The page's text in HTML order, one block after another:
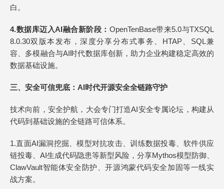
白。
4.数据库迈入AI融合新阶段 ： OpenTenBase带来5.0与TXSQL
8.0.30双版本发布，深度分享分布式事务、HTAP、SQL兼
容、多模融合与AI时代数据库创新，助力企业构建稳定高效的
数据基础设施。
三、 安全可信兜底：AI时代开源安全全链路守护
技术向前，安全护航，大会专门打造AI安全专属论坛，构建从
代码到基础设施的全链路可信体系。
1.直面AI漏洞挖掘、模型对抗攻击、训练数据投毒、软件供应
链投毒、AI生成代码隐患等新型风险，分享Mythos模型防御、
ClawVault智能体安全防护、开源鸿蒙代码安全加固等一线实
战方案。